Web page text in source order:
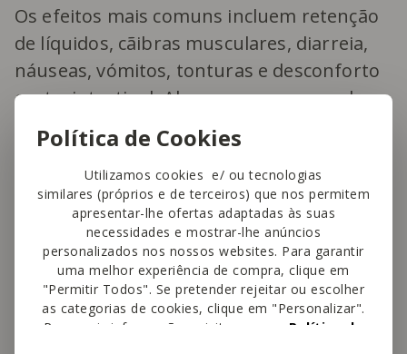
Política de Cookies
Utilizamos cookies e/ ou tecnologias
similares (próprios e de terceiros) que nos permitem
apresentar-lhe ofertas adaptadas às suas
necessidades e mostrar-lhe anúncios
personalizados nos nossos websites. Para garantir
uma melhor experiência de compra, clique em
"Permitir Todos". Se pretender rejeitar ou escolher
as categorias de cookies, clique em "Personalizar".
Para mais informações, visite a nossa Política de
Os efeitos mais comuns incluem retenção
de líquidos, cãibras musculares, diarreia,
náuseas, vómitos, tonturas e desconforto
gastrointestinal. Algumas pessoas podem
ainda sentir suor excessivo ou vermelhidão
na pele. Por isso, é fundamental manter
uma boa hidratação e tomar apenas as
doses recomendadas para si.
Quando a suplementação é interrompida,
os níveis de creatina no corpo diminuem
gradualmente. Durante esse período, pode